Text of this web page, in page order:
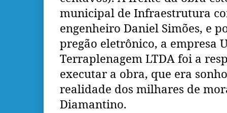
municipal de Infraestrutura
engenheiro Daniel Simões, e
pregão eletrônico, a empresa
Terraplenagem LTDA foi a
executar a obra, que era
realidade dos milhares de
Diamantino.